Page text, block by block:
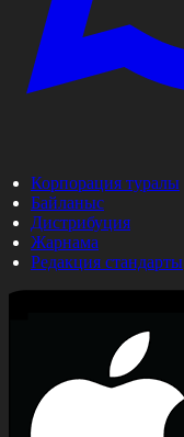
Корпорация туралы
Байланыс
Дистрибуция
Жарнама
Редакция стандарты